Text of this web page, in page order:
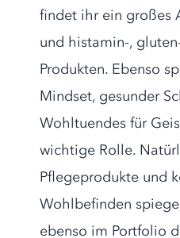
findet ihr ein großes
und histamin-,
Produkten. Ebenso
Mindset, gesunder
Wohltuendes für
wichtige Rolle.
Pflegeprodukte und
Wohlbefinden
ebenso im Portfolio